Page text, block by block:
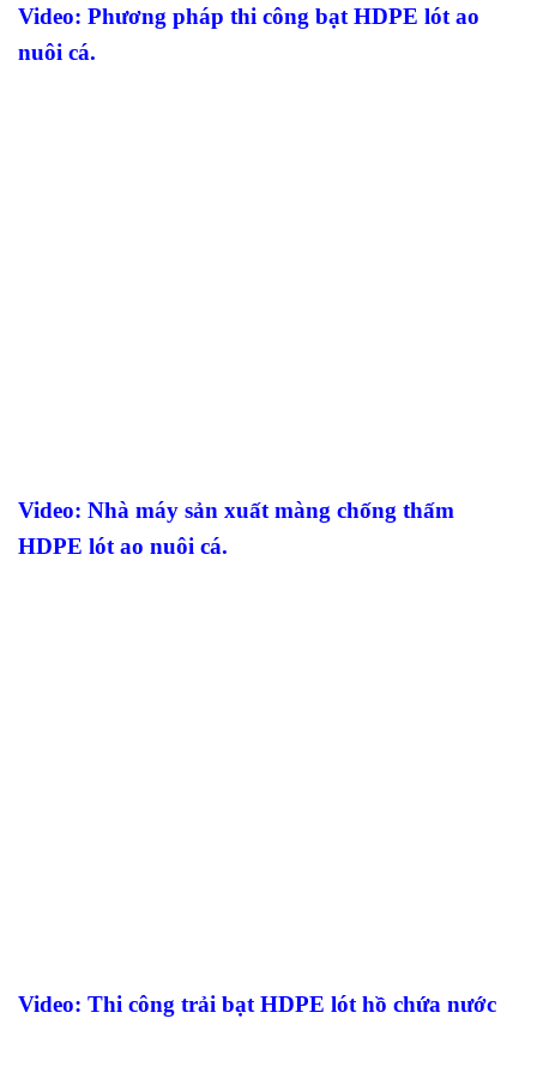
Video: Phương pháp thi công bạt HDPE lót ao
nuôi cá.
Video: Nhà máy sản xuất màng chống thấm
HDPE lót ao nuôi cá.
Video: Thi công trải bạt HDPE lót hồ chứa nước